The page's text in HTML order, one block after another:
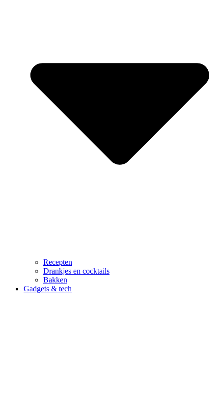
Recepten
Drankjes en cocktails
Bakken
Gadgets & tech